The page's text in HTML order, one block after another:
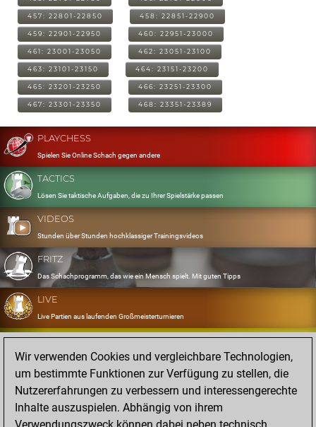
457: 22801-22850 458: 22851-22900
459: 22901-22950 460: 22951-23000
461: 23001-23050 462: 23051-23100
463: 23101-23150 464: 23151-23200
465: 23201-23250 466: 23251-23300
467: 23301-23350 468: 23351-23389
PLAYCHESS
Spielen Sie Online Schach gegen andere
TACTICS
Lösen Sie taktische Aufgaben, die zu Ihrer Spielstärke passen
VIDEOS
Stunden über Stunden hochklassiger Trainingsvideos
FRITZ
Das Schachprogramm, das wie ein Mensch spielt. Mit guten Tipps
LIVE
Live Partien aus laufenden Großmeisterturnieren
OPENINGS
Erfassen und Üben Sie Ihr Eröffnungsrepertoire
DATABASE
Acht Millionen starke Partien
MYGAMES
Wir verwenden Cookies und vergleichbare Technologien,
um bestimmte Funktionen zur Verfügung zu stellen, die
Nutzererfahrungen zu verbessern und interessengerechte
Inhalte auszuspielen. Abhängig von ihrem